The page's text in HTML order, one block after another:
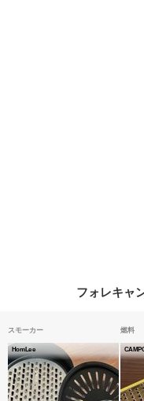
フォレキャ
スモーカー
HomLee
燃料